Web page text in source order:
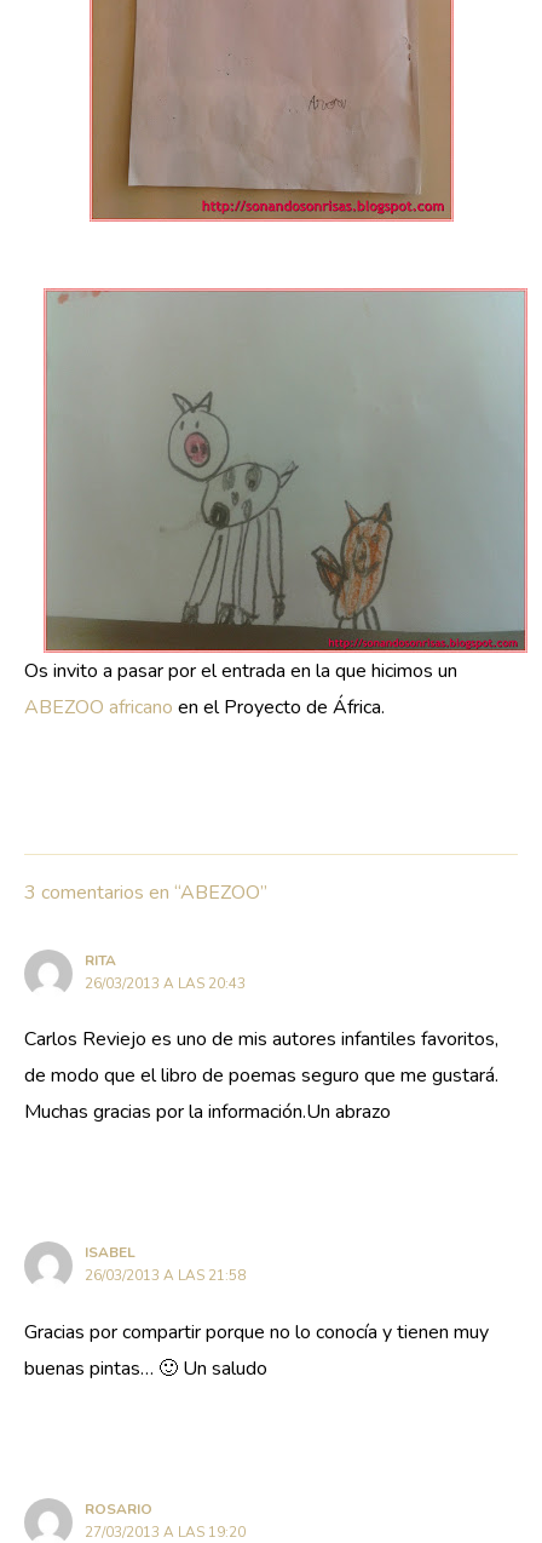
Os invito a pasar por el entrada en la que hicimos un
ABEZOO africano en el Proyecto de África.
3 comentarios en “ABEZOO”
RITA
26/03/2013 A LAS 20:43
Carlos Reviejo es uno de mis autores infantiles favoritos,
de modo que el libro de poemas seguro que me gustará.
Muchas gracias por la información.Un abrazo
ISABEL
26/03/2013 A LAS 21:58
Gracias por compartir porque no lo conocía y tienen muy
buenas pintas… 🙂 Un saludo
ROSARIO
27/03/2013 A LAS 19:20